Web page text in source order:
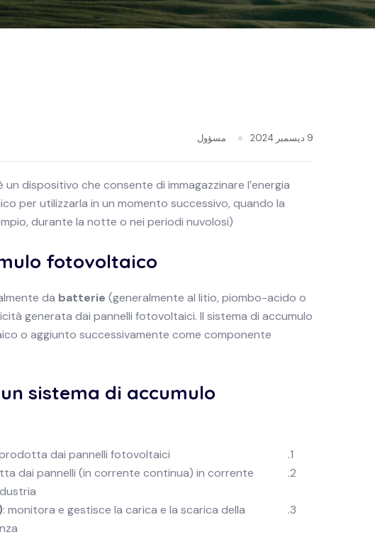
9 ديسمبر 2024 مسؤول
un dispositivo che consente di immagazzinare l’energia
per utilizzarla in un momento successivo, quando la
durante la notte o nei periodi nuvolosi).
fotovoltaico
da batterie (generalmente al litio, piombo-acido o
generata dai pannelli fotovoltaici. Il sistema di accumulo
o aggiunto successivamente come componente
sistema di accumulo
dai pannelli fotovoltaici.
dai pannelli (in corrente continua) in corrente
: monitora e gestisce la carica e la scarica della